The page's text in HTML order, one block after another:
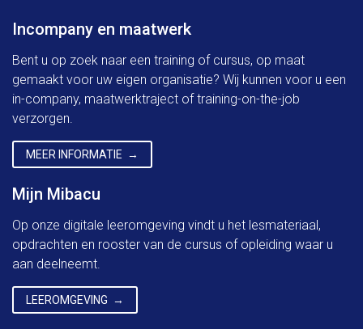
Incompany en maatwerk
Bent u op zoek naar een training of cursus, op maat
gemaakt voor uw eigen organisatie? Wij kunnen voor u een
in-company, maatwerktraject of training-on-the-job
verzorgen.
MEER INFORMATIE
Mijn Mibacu
Op onze digitale leeromgeving vindt u het lesmateriaal,
opdrachten en rooster van de cursus of opleiding waar u
aan deelneemt.
LEEROMGEVING